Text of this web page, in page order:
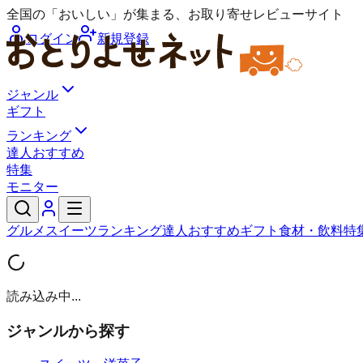
全国の「おいしい」が集まる、お取り寄せレビューサイト
ログイン
新規登録
ジャンル
ギフト
ランキング
達人おすすめ
特集
モニター
グルメ スイーツランキング達人おすすめギフト 食材・飲料特
読み込み中...
ジャンルから探す